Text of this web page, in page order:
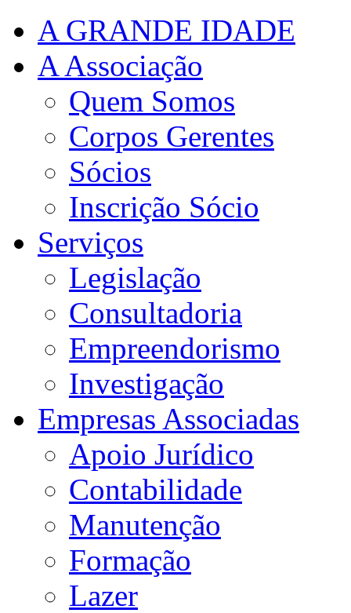
A GRANDE IDADE
A Associação
Quem Somos
Corpos Gerentes
Sócios
Inscrição Sócio
Serviços
Legislação
Consultadoria
Empreendorismo
Investigação
Empresas Associadas
Apoio Jurídico
Contabilidade
Manutenção
Formação
Lazer